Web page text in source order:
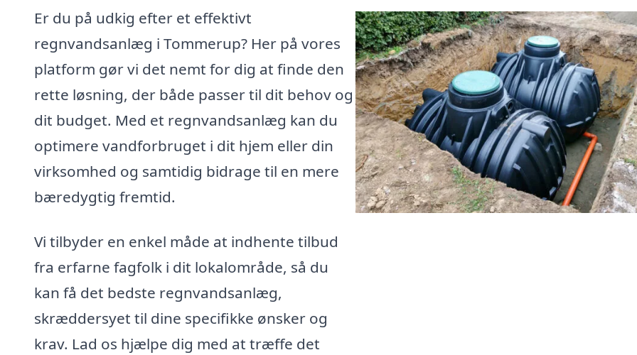
Er du på udkig efter et effektivt
regnvandsanlæg i Tommerup? Her på vores
platform gør vi det nemt for dig at finde den
rette løsning, der både passer til dit behov og
dit budget. Med et regnvandsanlæg kan du
optimere vandforbruget i dit hjem eller din
virksomhed og samtidig bidrage til en mere
bæredygtig fremtid.
Vi tilbyder en enkel måde at indhente tilbud
fra erfarne fagfolk i dit lokalområde, så du
kan få det bedste regnvandsanlæg,
skræddersyet til dine specifikke ønsker og
krav. Lad os hjælpe dig med at træffe det